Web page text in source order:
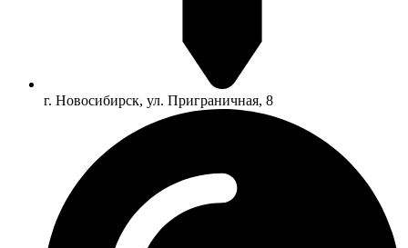
г. Новосибирск, ул. Приграничная, 8